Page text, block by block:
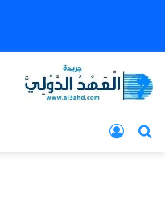
بحث عن